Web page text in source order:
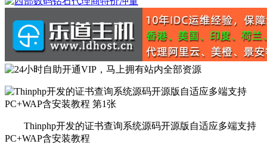
Thinphp开发的证书查询系统源码开源版自适应多端支持
PC+WAP含安装教程